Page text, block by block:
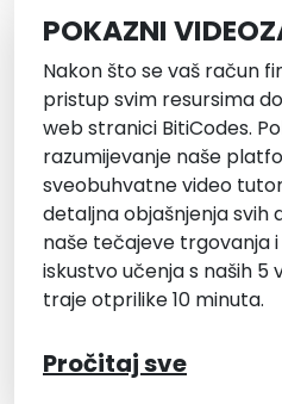
POKAZNI
Nakon što se vaš račun
pristup svim resursima
web stranici BitiCodes.
razumijevanje naše
sveobuhvatne video
detaljna objašnjenja svih
naše tečajeve trgovanja
iskustvo učenja s naših 5
traje otprilike 10 minuta.
Pročitaj sve